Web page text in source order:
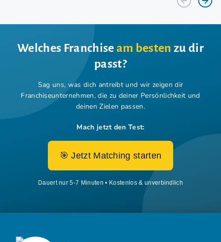
Welches Franchiseam besten zu dir
passt?
Sag uns, was dich antreibt und wir zeigen dir
Franchiseunternehmen, die zu deiner Persönlichkeit und
deinen Zielen passen.
Mach jetzt den Test:
🎯 Jetzt Matching starten
Dauert nur 5-7 Minuten • Kostenlos & unverbindlich